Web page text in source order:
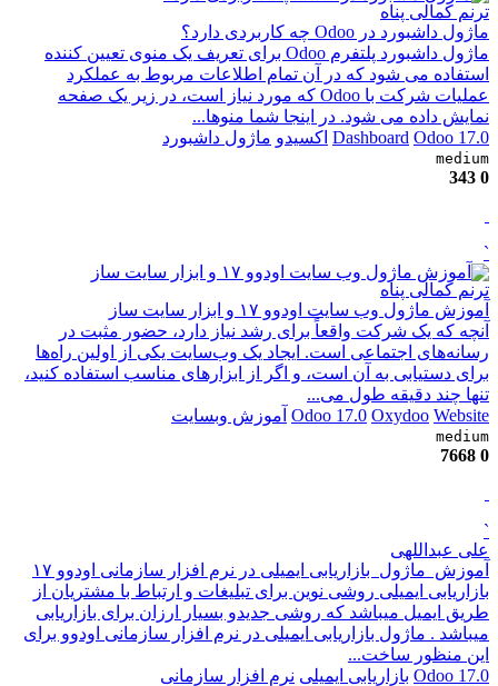
ترنم کمالی پناه
ماژول داشبورد در Odoo چه کاربردی دارد؟
ماژول داشبورد پلتفرم Odoo برای تعریف یک منوی تعیین کننده
استفاده می شود که در آن تمام اطلاعات مربوط به عملکرد
عملیات شرکت با Odoo که مورد نیاز است، در زیر یک صفحه
نمایش داده می شود. در اینجا شما منوها...
Dashboard Odoo 17.0 اکسیدو ماژول داشبورد
medium
0
343
`
ترنم کمالی پناه
آموزش ماژول وب سایت اودوو ۱۷ و ابزار سایت ساز
آنچه که یک شرکت واقعاً برای رشد نیاز دارد، حضور مثبت در
رسانه‌های اجتماعی است. ایجاد یک وب‌سایت یکی از اولین راه‌ها
برای دستیابی به آن است، و اگر از ابزارهای مناسب استفاده کنید،
تنها چند دقیقه طول می‌...
Odoo 17.0 Oxydoo Website آموزش وبسایت
medium
0
7668
`
علی عبداللهی
آموزش ماژول بازاریابی ایمیلی در نرم افزار سازمانی اودوو ۱۷
بازاریابی ایمیلی روشی نوین برای تبلیغات و ارتباط با مشتریان از
طریق ایمیل میباشد که روشی جدیدو بسیار ارزان برای بازاریابی
میباشد . ماژول بازاریابی ایمیلی در نرم افزار سازمانی اودوو برای
این منظور ساخت...
Odoo 17.0 بازاریابی ایمیلی نرم افزار سازمانی